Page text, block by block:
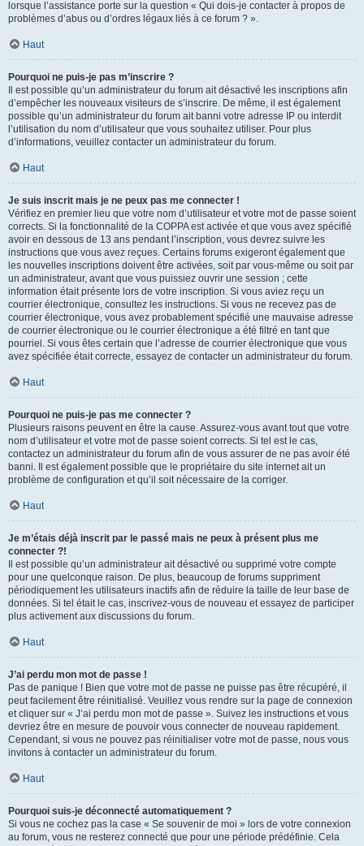
lorsque l’assistance porte sur la question « Qui dois-je contacter à propos de
problèmes d’abus ou d’ordres légaux liés à ce forum ? ».
Haut
Pourquoi ne puis-je pas m’inscrire ?
Il est possible qu’un administrateur du forum ait désactivé les inscriptions afin
d’empêcher les nouveaux visiteurs de s’inscrire. De même, il est également
possible qu’un administrateur du forum ait banni votre adresse IP ou interdit
l’utilisation du nom d’utilisateur que vous souhaitez utiliser. Pour plus
d’informations, veuillez contacter un administrateur du forum.
Haut
Je suis inscrit mais je ne peux pas me connecter !
Vérifiez en premier lieu que votre nom d’utilisateur et votre mot de passe soient
corrects. Si la fonctionnalité de la COPPA est activée et que vous avez spécifié
avoir en dessous de 13 ans pendant l’inscription, vous devrez suivre les
instructions que vous avez reçues. Certains forums exigeront également que
les nouvelles inscriptions doivent être activées, soit par vous-même ou soit par
un administrateur, avant que vous puissiez ouvrir une session ; cette
information était présente lors de votre inscription. Si vous aviez reçu un
courrier électronique, consultez les instructions. Si vous ne recevez pas de
courrier électronique, vous avez probablement spécifié une mauvaise adresse
de courrier électronique ou le courrier électronique a été filtré en tant que
pourriel. Si vous êtes certain que l’adresse de courrier électronique que vous
avez spécifiée était correcte, essayez de contacter un administrateur du forum.
Haut
Pourquoi ne puis-je pas me connecter ?
Plusieurs raisons peuvent en être la cause. Assurez-vous avant tout que votre
nom d’utilisateur et votre mot de passe soient corrects. Si tel est le cas,
contactez un administrateur du forum afin de vous assurer de ne pas avoir été
banni. Il est également possible que le propriétaire du site internet ait un
problème de configuration et qu’il soit nécessaire de la corriger.
Haut
Je m’étais déjà inscrit par le passé mais ne peux à présent plus me
connecter ?!
Il est possible qu’un administrateur ait désactivé ou supprimé votre compte
pour une quelconque raison. De plus, beaucoup de forums suppriment
périodiquement les utilisateurs inactifs afin de réduire la taille de leur base de
données. Si tel était le cas, inscrivez-vous de nouveau et essayez de participer
plus activement aux discussions du forum.
Haut
J’ai perdu mon mot de passe !
Pas de panique ! Bien que votre mot de passe ne puisse pas être récupéré, il
peut facilement être réinitialisé. Veuillez vous rendre sur la page de connexion
et cliquer sur « J’ai perdu mon mot de passe ». Suivez les instructions et vous
devriez être en mesure de pouvoir vous connecter de nouveau rapidement.
Cependant, si vous ne pouvez pas réinitialiser votre mot de passe, nous vous
invitons à contacter un administrateur du forum.
Haut
Pourquoi suis-je déconnecté automatiquement ?
Si vous ne cochez pas la case « Se souvenir de moi » lors de votre connexion
au forum, vous ne resterez connecté que pour une période prédéfinie. Cela